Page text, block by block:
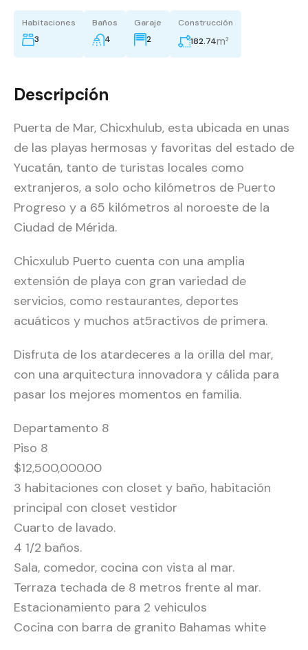
Habitaciones
3
Baños
4
Garaje
2
Construcción
182.74m²
Descripción
Puerta de Mar, Chicxhulub, esta ubicada en unas
de las playas hermosas y favoritas del estado de
Yucatán, tanto de turistas locales como
extranjeros, a solo ocho kilómetros de Puerto
Progreso y a 65 kilómetros al noroeste de la
Ciudad de Mérida.
Chicxulub Puerto cuenta con una amplia
extensión de playa con gran variedad de
servicios, como restaurantes, deportes
acuáticos y muchos at5ractivos de primera.
Disfruta de los atardeceres a la orilla del mar,
con una arquitectura innovadora y cálida para
pasar los mejores momentos en familia.
Departamento 8
Piso 8
$12,500,000.00
3 habitaciones con closet y baño, habitación
principal con closet vestidor
Cuarto de lavado.
4 1/2 baños.
Sala, comedor, cocina con vista al mar.
Terraza techada de 8 metros frente al mar.
Estacionamiento para 2 vehiculos
Cocina con barra de granito Bahamas white